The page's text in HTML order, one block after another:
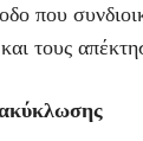
που
τους